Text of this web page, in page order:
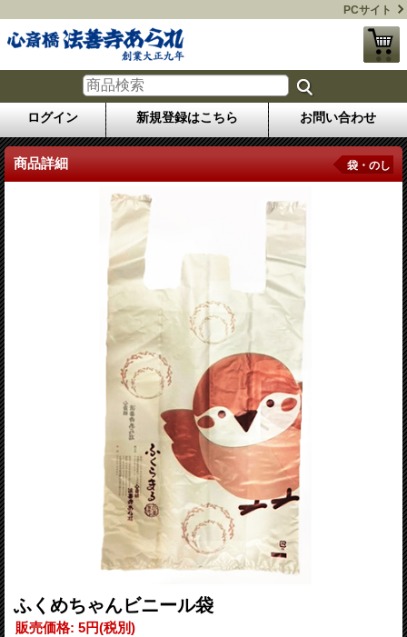
PCサイト
ログイン 新規登録はこちら お問い合わせ
商品詳細 袋・のし
ふくめちゃんビニール袋
販売価格: 5円(税別)